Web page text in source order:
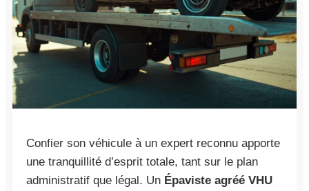
Confier son véhicule à un expert reconnu apporte
une tranquillité d’esprit totale, tant sur le plan
administratif que légal. Un Épaviste agréé VHU